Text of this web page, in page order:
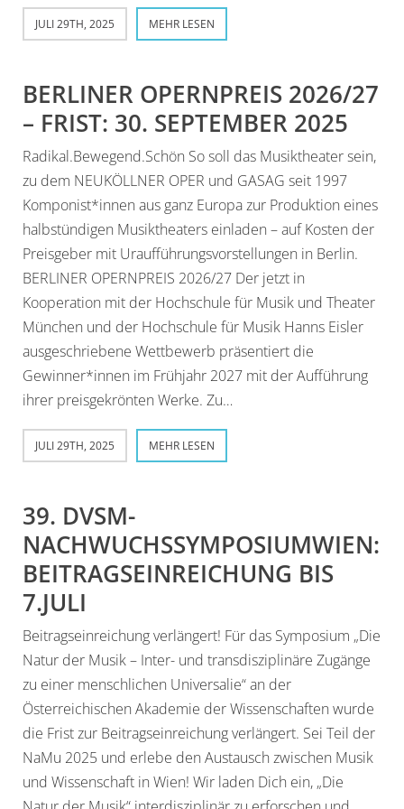
JULI 29TH, 2025 MEHR LESEN
BERLINER OPERNPREIS 2026/27
– FRIST: 30. SEPTEMBER 2025
Radikal.Bewegend.Schön So soll das Musiktheater sein,
zu dem NEUKÖLLNER OPER und GASAG seit 1997
Komponist*innen aus ganz Europa zur Produktion eines
halbstündigen Musiktheaters einladen – auf Kosten der
Preisgeber mit Uraufführungsvorstellungen in Berlin.
BERLINER OPERNPREIS 2026/27 Der jetzt in
Kooperation mit der Hochschule für Musik und Theater
München und der Hochschule für Musik Hanns Eisler
ausgeschriebene Wettbewerb präsentiert die
Gewinner*innen im Frühjahr 2027 mit der Aufführung
ihrer preisgekrönten Werke. Zu…
JULI 29TH, 2025 MEHR LESEN
39. DVSM-
NACHWUCHSSYMPOSIUMWIEN:
BEITRAGSEINREICHUNG BIS
7.JULI
Beitragseinreichung verlängert! Für das Symposium „Die
Natur der Musik – Inter- und transdisziplinäre Zugänge
zu einer menschlichen Universalie“ an der
Österreichischen Akademie der Wissenschaften wurde
die Frist zur Beitragseinreichung verlängert. Sei Teil der
NaMu 2025 und erlebe den Austausch zwischen Musik
und Wissenschaft in Wien! Wir laden Dich ein, „Die